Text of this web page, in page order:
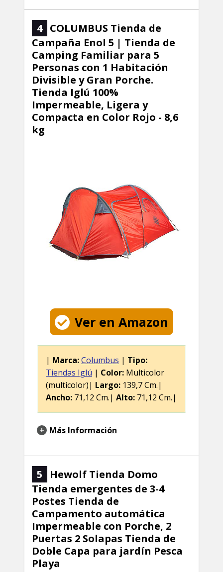
4 COLUMBUS Tienda de
Campaña Enol 5 | Tienda de
Camping Familiar para 5
Personas con 1 Habitación
Divisible y Gran Porche.
Tienda Iglú 100%
Impermeable, Ligera y
Compacta en Color Rojo - 8,6
kg
Ver en Amazon
| Marca:Columbus | Tipo:
Tiendas Iglú | Color: Multicolor
(multicolor)| Largo: 139,7 Cm.|
Ancho: 71,12 Cm.| Alto: 71,12 Cm.|
Más Información
5
Hewolf Tienda Domo
Tienda emergentes de 3-4
Postes Tienda de
Campamento automática
Impermeable con Porche, 2
Puertas 2 Solapas Tienda de
Doble Capa para jardín Pesca
Playa